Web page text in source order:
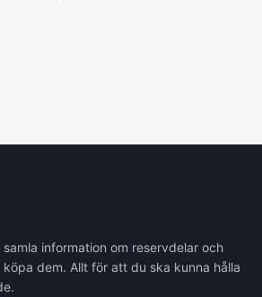
information om reservdelar och
dem. Allt för att du ska kunna hålla